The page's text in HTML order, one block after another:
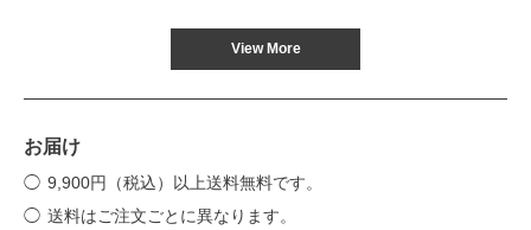
View More
お届け
9,900円（税込）以上送料無料です。
送料はご注文ごとに異なります。